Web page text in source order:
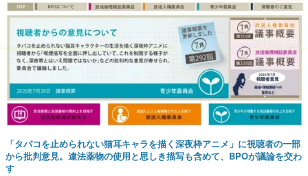
「タバコを止められない猫耳キャラを描く深夜枠アニメ」に視聴者の一部
から批判意見。違法薬物の使用と思しき描写も含めて、BPOが議論を交わ
す